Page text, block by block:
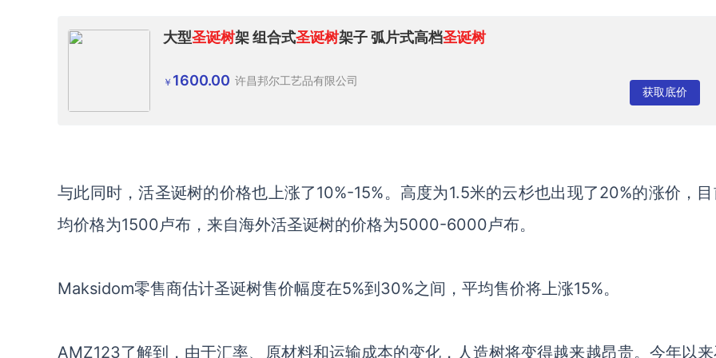
大型圣诞树架 组合式圣诞树架子 弧片式高档圣诞树
￥ 1600.00 许昌邦尔工艺品有限公司
获取底价
与此同时，活圣诞树的价格也上涨了10%-15%。高度为1.5米的云杉也出现了20%的涨价，
均价格为1500卢布，来自海外活圣诞树的价格为5000-6000卢布。
Maksidom零售商估计圣诞树售价幅度在5%到30%之间，平均售价将上涨15%。
AMZ123了解到，由于汇率、原材料和运输成本的变化，人造树将变得越来越昂贵。今年以